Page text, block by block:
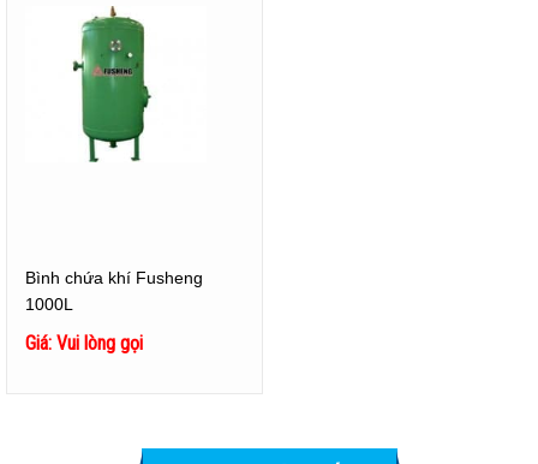
Bình chứa khí Fusheng
1000L
Giá: Vui lòng gọi